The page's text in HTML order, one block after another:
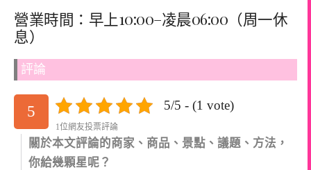
營業時間：早上10:00–凌晨06:00（周一休
息）
評論
5 5/5 - (1 vote)
1位網友投票評論
關於本文評論的商家、商品、景點、議題、方法，
你給幾顆星呢？